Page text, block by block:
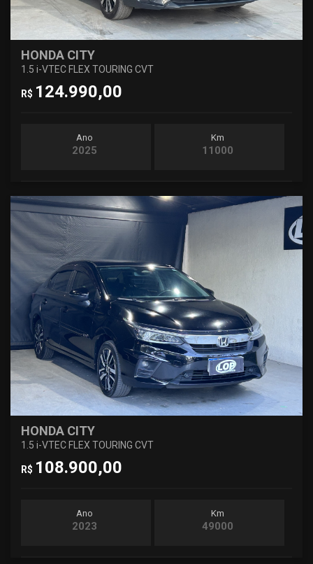
HONDA CITY
1.5 i-VTEC FLEX TOURING CVT
R$ 124.990,00
Ano
2025
Km
11000
HONDA CITY
1.5 i-VTEC FLEX TOURING CVT
R$ 108.900,00
Ano
2023
Km
49000